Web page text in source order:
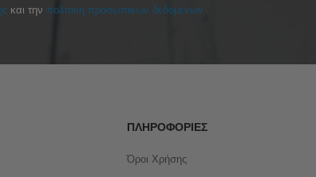
και τηνπολιτική προσωπικών δεδομένων
ΠΛΗΡΟΦΟΡΊΕΣ
Όροι Χρήσης